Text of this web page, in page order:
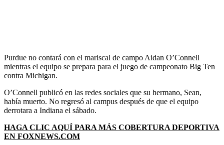
Purdue no contará con el mariscal de campo Aidan O’Connell
mientras el equipo se prepara para el juego de campeonato Big Ten
contra Michigan.
O’Connell publicó en las redes sociales que su hermano, Sean,
había muerto. No regresó al campus después de que el equipo
derrotara a Indiana el sábado.
HAGA CLIC AQUÍ PARA MÁS COBERTURA DEPORTIVA
EN FOXNEWS.COM